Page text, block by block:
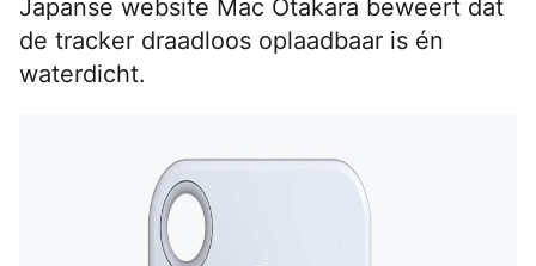
Japanse website Mac Otakara beweert dat
de tracker draadloos oplaadbaar is én
waterdicht.